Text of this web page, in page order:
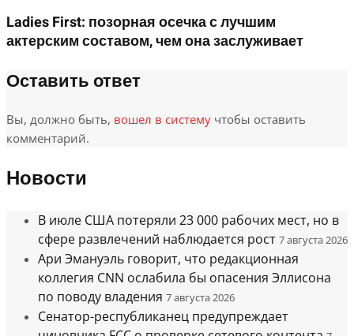
Ladies First: позорная осечка с лучшим
актерским составом, чем она заслуживает
Оставить ответ
Вы, должно быть, вошел в систему чтобы оставить
комментарий.
Новости
В июле США потеряли 23 000 рабочих мест, но в
сфере развлечений наблюдается рост 7 августа 2026
Ари Эмануэль говорит, что редакционная
коллегия CNN ослабила бы опасения Эллисона
по поводу владения 7 августа 2026
Сенатор-республиканец предупреждает